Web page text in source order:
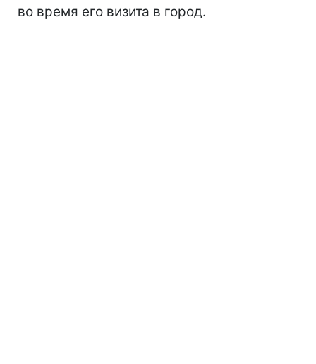
во время его визита в город.